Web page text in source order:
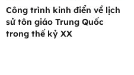
Công trình kinh điển về lịch
sử tôn giáo Trung Quốc
trong thế kỷ XX